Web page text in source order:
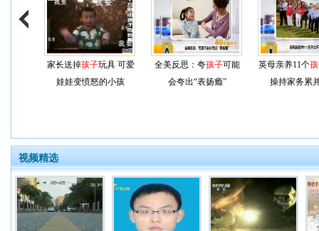
家长送掉孩子玩具 可爱
娃娃变愤怒的小孩
全美反思：夸孩子可能
会夸出“表扬瘾”
英母亲养11个
操持家务累
视频精选